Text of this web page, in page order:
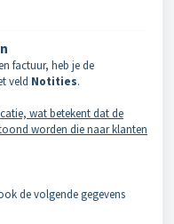
factuur, heb je de
veld Notities.
wat betekent dat de
worden die naar klanten
de volgende gegevens